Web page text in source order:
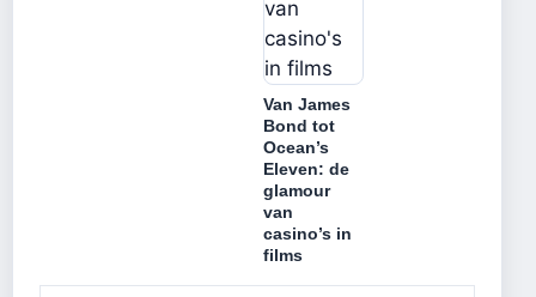
Van James
Bond tot
Ocean’s
Eleven: de
glamour
van
casino’s in
films